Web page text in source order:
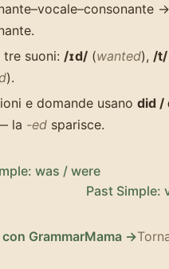
tre suoni: /ɪd/ (wanted), /t/
).
e domande usano did /
la -ed sparisce.
was / were
Past Simple:
GrammarMama →